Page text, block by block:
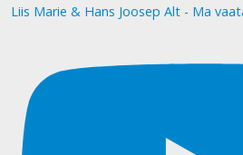
Liis Marie & Hans Joosep Alt - Ma